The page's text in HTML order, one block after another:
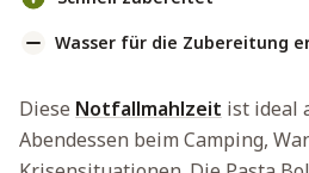
Wasser für die Zubereitung
Diese Notfallmahlzeit ist ideal
Abendessen beim Camping,